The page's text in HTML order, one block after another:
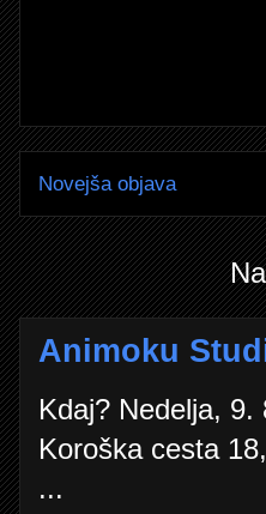
Novejša objava
Animoku
Kdaj? Nedelja,
Koroška cesta
...